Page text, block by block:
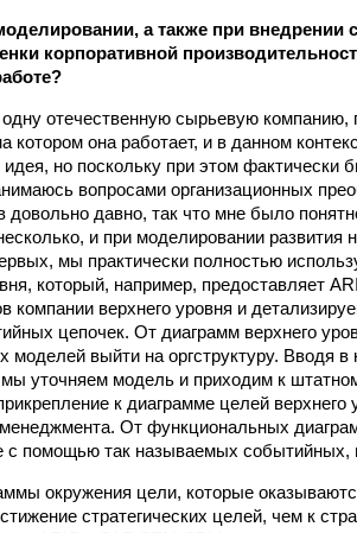
а также при внедрении
корпоративной
отечественную сырьевую
котором она работает, и в данном
но поскольку при этом фактически
вопросами организационных
довольно давно, так что мне было
и при моделировании развития
мы практически полностью
который, например, предоставляет
компании верхнего уровня и
цепочек. От диаграмм верхнего
выйти на оргструктуру. Вводя в
мы уточняем модель и приходим к
к диаграмме целей верхнего
От функциональных
с помощью так называемых событийных,
окружения цели, которые
стратегических целей, чем к